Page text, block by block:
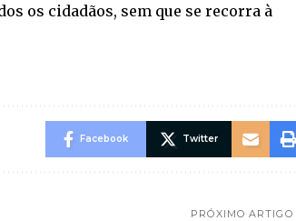
os cidadãos, sem que se recorra à
Facebook Twitter
PRÓXIMO ARTIGO